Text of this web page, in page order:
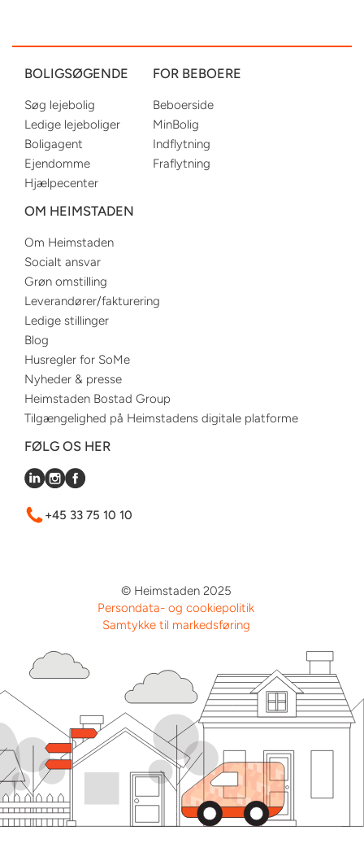
BOLIGSØGENDE
Søg lejebolig
Ledige lejeboliger
Boligagent
Ejendomme
Hjælpecenter
FOR BEBOERE
Beboerside
MinBolig
Indflytning
Fraflytning
OM HEIMSTADEN
Om Heimstaden
Socialt ansvar
Grøn omstilling
Leverandører/fakturering
Ledige stillinger
Blog
Husregler for SoMe
Nyheder & presse
Heimstaden Bostad Group
Tilgængelighed på Heimstadens digitale platforme
FØLG OS HER
+45 33 75 10 10
© Heimstaden 2025
Persondata- og cookiepolitik
Samtykke til markedsføring